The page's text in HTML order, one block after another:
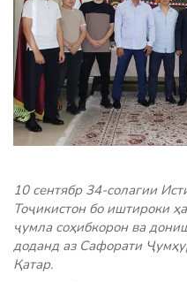
10 сентябр 34-солагии
Тоҷикистон бо иштироки
ҷумла соҳибкорон ва
доданд аз Сафорати
Қатар.